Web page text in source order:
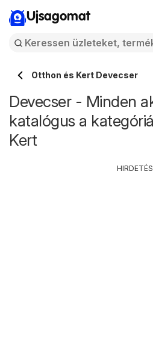
Ujsagomat
Otthon és Kert Devecser
Devecser - Minden
katalógus a
Kert
HIRDETÉS